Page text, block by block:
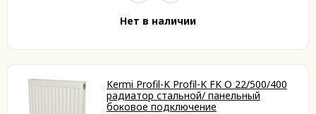
Нет в наличии
Kermi Profil-K Profil-K FK O 22/500/400
радиатор стальной/ панельный
боковое подключение